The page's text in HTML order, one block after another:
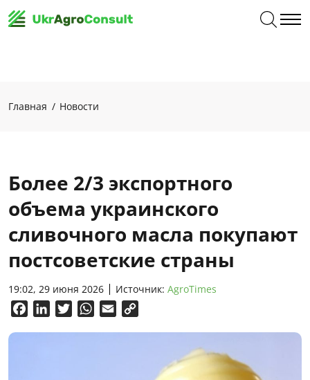
Главная Новости
Более 2/3 экспортного
объема украинского
сливочного масла покупают
постсоветские страны
19:02, 29 июня 2026 Источник: AgroTimes
FacebookLinkedInTwitterWhatsApp
Email